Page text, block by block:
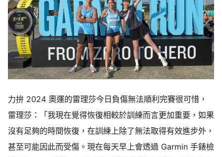
力拚 2024 奧運的雷理莎今日負傷無法順利完賽很可惜，
雷理莎：「我現在覺得恢復相較於訓練而言更加重要，如果
沒有足夠的時間恢復，在訓練上除了無法取得有效進步外，
甚至可能因此而受傷。現在每天早上會透過 Garmin 手錶檢